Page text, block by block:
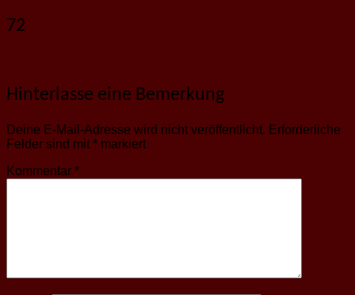
72
Hinterlasse eine Bemerkung
Deine E-Mail-Adresse wird nicht veröffentlicht. Erforderliche
Felder sind mit * markiert
Kommentar *